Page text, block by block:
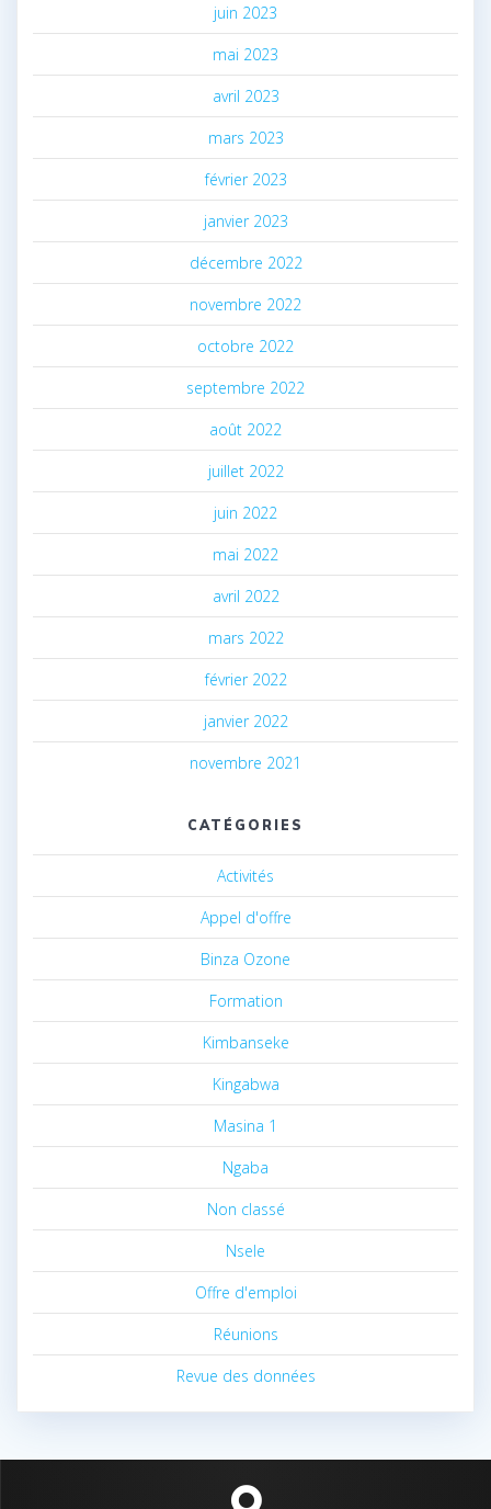
juin 2023
mai 2023
avril 2023
mars 2023
février 2023
janvier 2023
décembre 2022
novembre 2022
octobre 2022
septembre 2022
août 2022
juillet 2022
juin 2022
mai 2022
avril 2022
mars 2022
février 2022
janvier 2022
novembre 2021
CATÉGORIES
Activités
Appel d'offre
Binza Ozone
Formation
Kimbanseke
Kingabwa
Masina 1
Ngaba
Non classé
Nsele
Offre d'emploi
Réunions
Revue des données